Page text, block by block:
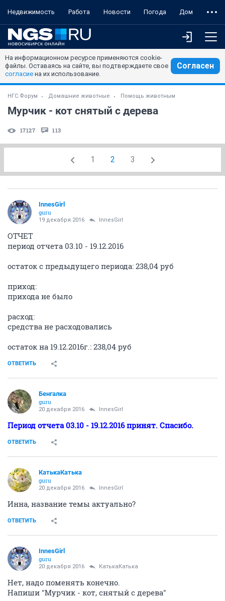
Недвижимость Работа Новости Погода Дом
На информационном ресурсе применяются cookie-
файлы. Оставаясь на сайте, вы подтверждаете свое
согласие на их использование.
Согласен
НГС.Форум Домашние животные Помощь животным
Мурчик - кот снятый с дерева
17127 113
1 2 3
InnesGirl
guru
19 декабря 2016 InnesGirl
ОТЧЕТ
период отчета 03.10 - 19.12.2016
остаток с предыдущего периода: 238,04 руб
приход:
прихода не было
расход:
средства не расходовались
остаток на 19.12.2016г.: 238,04 руб
ОТВЕТИТЬ
Бенгалка
guru
20 декабря 2016 InnesGirl
Период отчета 03.10 - 19.12.2016 принят. Спасибо.
ОТВЕТИТЬ
КатькаКатька
guru
20 декабря 2016 InnesGirl
Инна, название темы актуально?
ОТВЕТИТЬ
InnesGirl
guru
20 декабря 2016 КатькаКатька
Нет, надо поменять конечно.
Напиши "Мурчик - кот, снятый с дерева"